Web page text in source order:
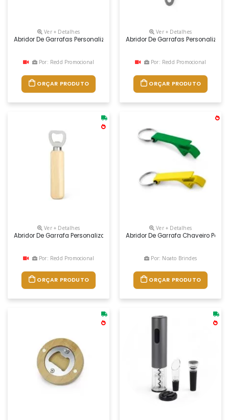
Ver + Detalhes
Abridor De Garrafas Personalizado
Por: Redd Promocional
ORÇAR PRODUTO
Ver + Detalhes
Abridor De Garrafas Personalizado
Por: Redd Promocional
ORÇAR PRODUTO
Ver + Detalhes
Abridor De Garrafa Personalizado
Por: Redd Promocional
ORÇAR PRODUTO
Ver + Detalhes
Abridor De Garrafa Chaveiro
Por: Noato Brindes
ORÇAR PRODUTO